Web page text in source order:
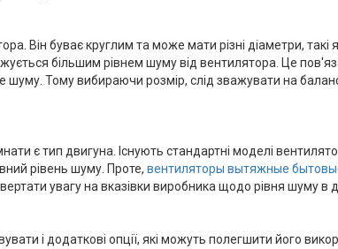
Він буває круглим та може мати різні діаметри,
більшим рівнем шуму від вентилятора. Це
Тому вибираючи розмір, слід зважувати на
є тип двигуна. Існують стандартні моделі
рівень шуму. Проте, вентиляторы вытяжные
увагу на вказівки виробника щодо рівня шуму в
і додаткові опції, які можуть полегшити його